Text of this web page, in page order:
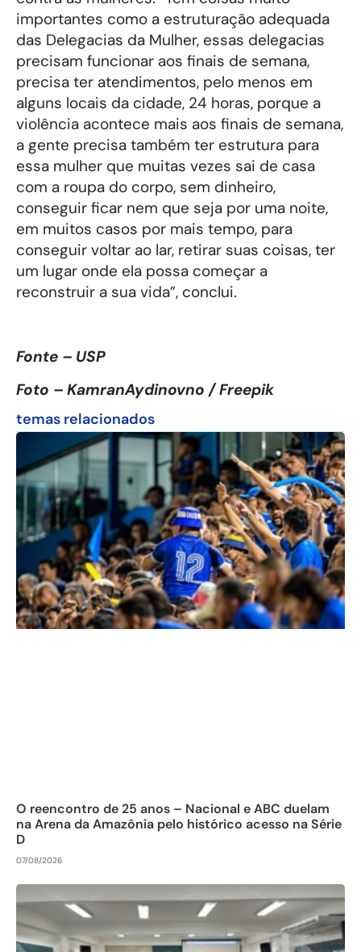
importantes como a estruturação adequada
das Delegacias da Mulher, essas delegacias
precisam funcionar aos finais de semana,
precisa ter atendimentos, pelo menos em
alguns locais da cidade, 24 horas, porque a
violência acontece mais aos finais de semana,
a gente precisa também ter estrutura para
essa mulher que muitas vezes sai de casa
com a roupa do corpo, sem dinheiro,
conseguir ficar nem que seja por uma noite,
em muitos casos por mais tempo, para
conseguir voltar ao lar, retirar suas coisas, ter
um lugar onde ela possa começar a
reconstruir a sua vida”, conclui.
Fonte – USP
Foto – KamranAydinovno / Freepik
temas relacionados
O reencontro de 25 anos – Nacional e ABC duelam
na Arena da Amazônia pelo histórico acesso na Série
D
07/08/2026